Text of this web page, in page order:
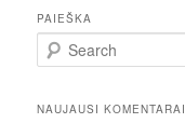
PAIEŠKA
e
rNAUJAUSI KOMENTARAI